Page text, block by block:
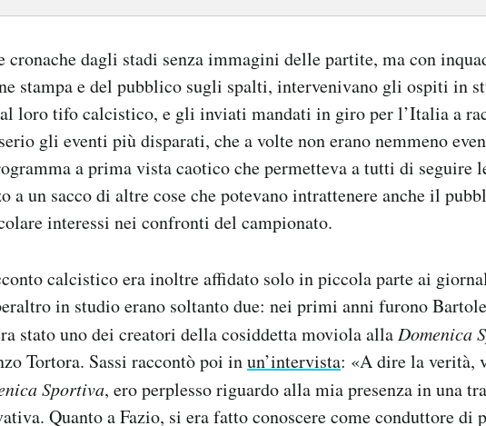
cronache dagli stadi senza immagini delle partite, ma con
stampa e del pubblico sugli spalti, intervenivano gli ospiti in
loro tifo calcistico, e gli inviati mandati in giro per l’Italia a
gli eventi più disparati, che a volte non erano nemmeno
a prima vista caotico che permetteva a tutti di seguire
a un sacco di altre cose che potevano intrattenere anche il
interessi nei confronti del campionato.
calcistico era inoltre affidato solo in piccola parte ai
in studio erano soltanto due: nei primi anni furono
stato uno dei creatori della cosiddetta moviola alla Domenica
Tortora. Sassi raccontò poi inun’intervista: «A dire la verità,
Sportiva, ero perplesso riguardo alla mia presenza in una
Quanto a Fazio, si era fatto conoscere come conduttore di